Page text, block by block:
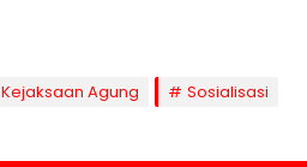
Kejaksaan Agung
Sosialisasi